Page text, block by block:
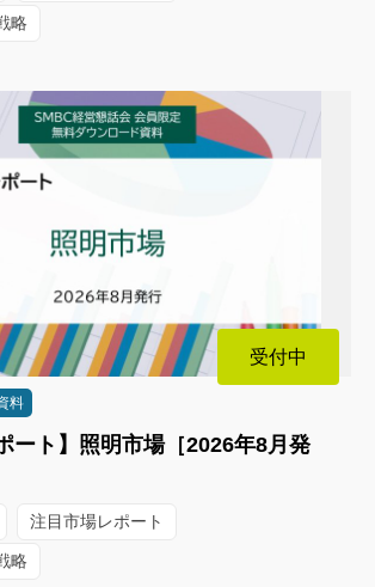
略
受付中
料
ート】照明市場［2026年8月発
注目市場レポート
略